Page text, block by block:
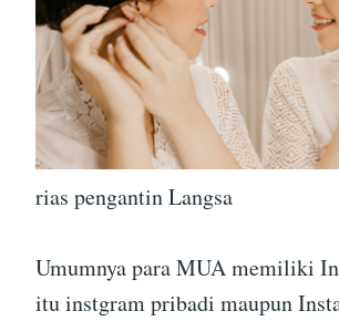
rias pengantin Langsa
Umumnya para MUA memiliki
itu instgram pribadi maupun